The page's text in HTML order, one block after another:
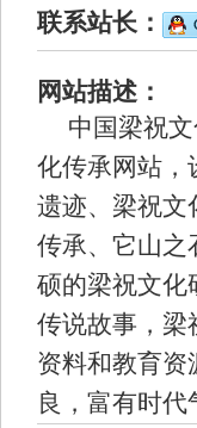
联系站长：
网站描述：
中国梁祝
化传承网站，
遗迹、梁祝文
传承、它山之
硕的梁祝文化
传说故事，梁
资料和教育资
良，富有时代